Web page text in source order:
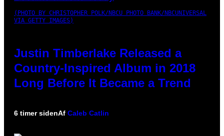
(PHOTO BY CHRISTOPHER POLK/NBCU PHOTO BANK/NBCUNIVERSAL
VIA GETTY IMAGES)
Justin Timberlake Released a
Country-Inspired Album in 2018
Long Before It Became a Trend
6 timer sidenAf Caleb Catlin